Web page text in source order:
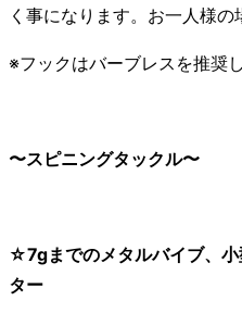
く事になります。お一人様
※フックはバーブレスを推奨
〜スピニングタックル〜
☆7gまでのメタルバイブ、
ター